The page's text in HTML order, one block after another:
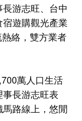
游志旺、台中
遊購觀光產業
絡，雙方業者
萬人口生活
長游志旺表
路線上，悠閒